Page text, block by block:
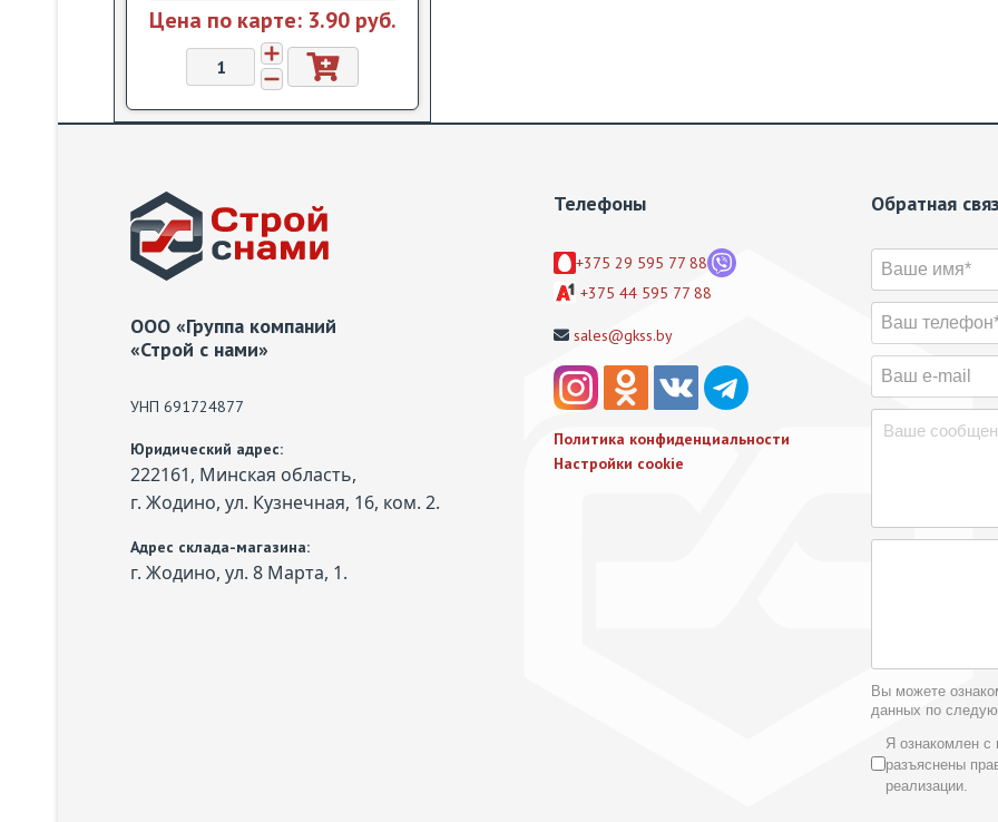
Цена по карте: 3.90 pуб.
ООО «Группа компаний
«Строй с нами»
УНП 691724877
Юридический адрес:
222161, Минская область,
г. Жодино, ул. Кузнечная, 16, ком. 2.
Адрес склада-магазина:
г. Жодино, ул. 8 Марта, 1.
Телефоны
+375 29 595 77 88
+375 44 595 77 88
sales@gkss.by
Политика конфиденциальности
Настройки cookie
Обратная
Вы можете
данных по
Условия
Я ознакомлен с
разъяснены
реализации.